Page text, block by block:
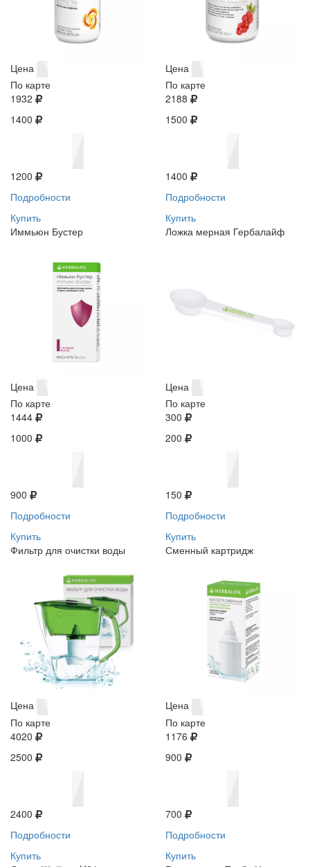
Цена
По карте
1932
1400
1200
Подробности
Купить
Цена
По карте
2188
1500
1400
Подробности
Купить
Иммьюн Бустер
Цена
По карте
1444
1000
900
Подробности
Купить
Ложка мерная Гербалайф
Цена
По карте
300
200
150
Подробности
Купить
Фильтр для очистки воды
Цена
По карте
4020
2500
2400
Подробности
Купить
Сменный картридж
Цена
По карте
1176
900
700
Подробности
Купить